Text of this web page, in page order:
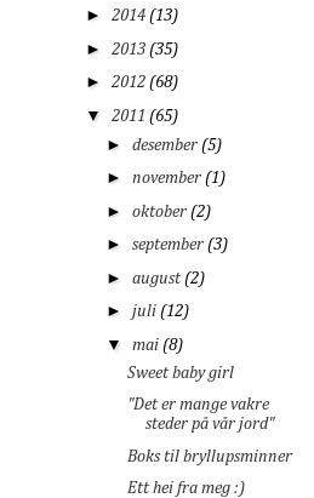
► 2014 (13)
► 2013 (35)
► 2012 (68)
▼ 2011 (65)
► desember (5)
► november (1)
► oktober (2)
► september (3)
► august (2)
► juli (12)
▼ mai (8)
Sweet baby girl
"Det er mange vakre
steder på vår jord"
Boks til bryllupsminner
Ett hei fra meg :)